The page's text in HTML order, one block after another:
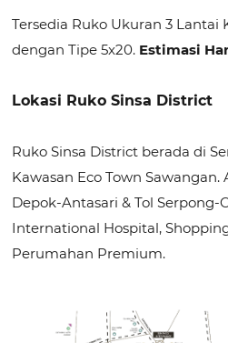
Tersedia Ruko Ukuran 3 Lantai
dengan Tipe 5x20. Estimasi
Lokasi Ruko Sinsa District
Ruko Sinsa District berada di
Kawasan Eco Town Sawangan.
Depok-Antasari & Tol Serpong-
International Hospital,
Perumahan Premium.